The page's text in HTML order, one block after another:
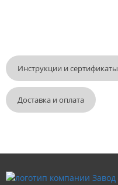
Инструкции и сертификаты
Доставка и оплата